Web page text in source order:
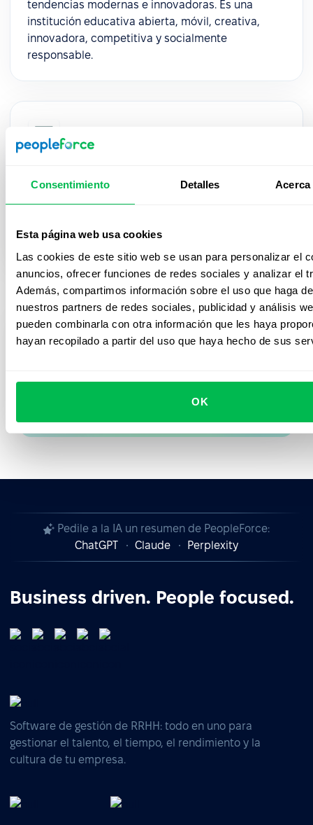
Consentimiento Detalles Acerca
Esta página web usa cookies
Las cookies de este sitio web se usan para personalizar el
anuncios, ofrecer funciones de redes sociales y analizar el
Además, compartimos información sobre el uso que haga
nuestros partners de redes sociales, publicidad y análisis
pueden combinarla con otra información que les haya
hayan recopilado a partir del uso que haya hecho de sus
OK
tendencias modernas e innovadoras. Es una
institución educativa abierta, móvil, creativa,
innovadora, competitiva y socialmente
responsable.
para el crecimiento del negocio, desafiando la
visión tradicional de HR con productos
financiero.
Hazte socio de PeopleForce
Conviértete en nuestro socio
Pedile a la IA un resumen de PeopleForce:
ChatGPT
Claude Perplexity
Business driven. People focused.
Software de gestión de RRHH: todo en uno para
gestionar el talento, el tiempo, el rendimiento y la
cultura de tu empresa.